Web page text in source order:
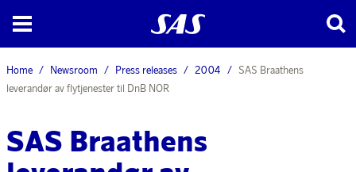
Home Newsroom Press releases 2004
SAS Braathens
leverandør av flytjenester til DnB NOR
SAS Braathens